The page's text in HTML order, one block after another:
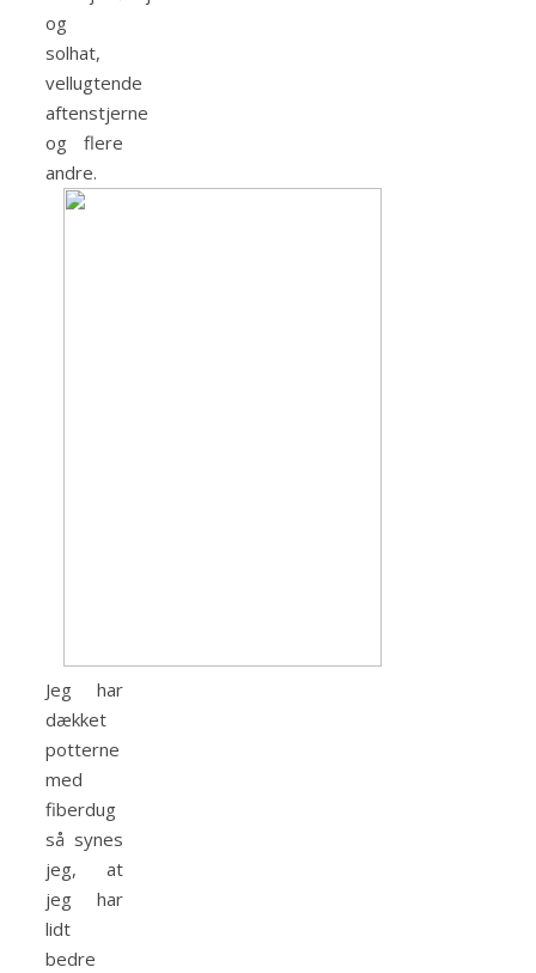
og
solhat,
vellugtende
aftenstjerne
og flere
andre.
Jeg har
dækket
potterne
med
fiberdug
så synes
jeg, at
jeg har
lidt
bedre